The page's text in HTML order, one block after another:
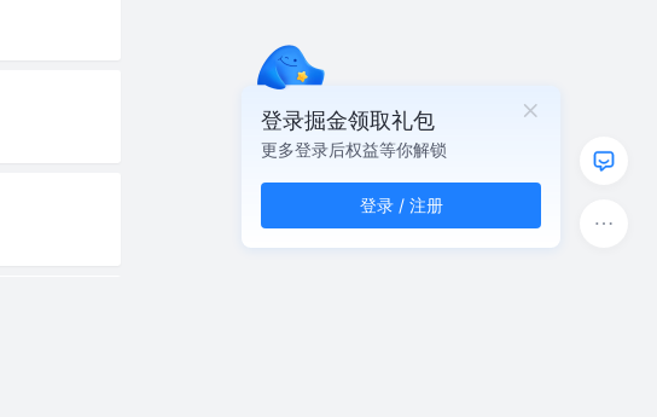
登录掘金领取礼包
更多登录后权益等你解锁
登录 / 注册